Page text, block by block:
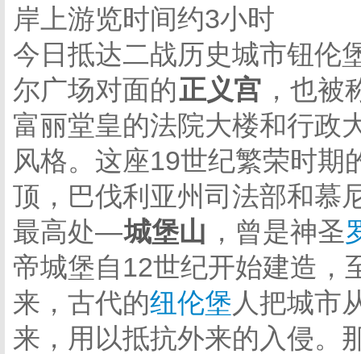
岸上游览时间约3小时
今日抵达二战历史城市钮伦
尔广场对面的正义宫 ，也
富丽堂皇的法院大楼和行政
风格。这座19世纪繁荣时期
顶，巴伐利亚州司法部和慕
最高处—城堡山 ，曾是神圣
帝城堡自12世纪开始建造，
来，古代的纽伦堡 人把城市
来，用以抵抗外来的入侵。